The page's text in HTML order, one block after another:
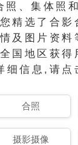
照、集体照
精选了合影
及图片资料
国地区获得
细信息,请点
合照
摄影摄像